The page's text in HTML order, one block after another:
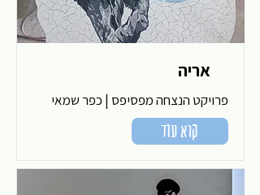
אריה
פרויקט הנצחה מפסיפס | כפר שמאי
קרא עוד